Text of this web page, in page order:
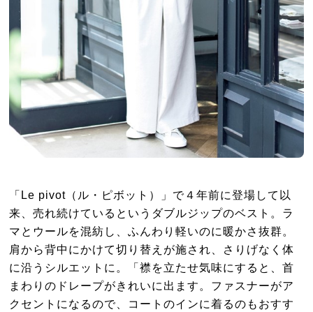
「Le pivot（ル・ピボット）」で４年前に登場して以
来、売れ続けているというダブルジップのベスト。ラ
マとウールを混紡し、ふんわり軽いのに暖かさ抜群。
肩から背中にかけて切り替えが施され、さりげなく体
に沿うシルエットに。「襟を立たせ気味にすると、首
まわりのドレープがきれいに出ます。ファスナーがア
クセントになるので、コートのインに着るのもおすす